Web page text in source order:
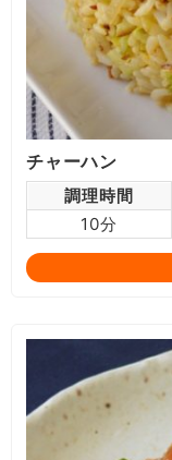
チャーハン
調理時間
10分